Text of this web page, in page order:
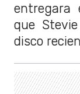
entregara
que
disco